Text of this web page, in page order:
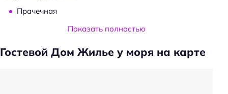
Прачечная
Частота уборки: по запросу
Удобства в номерах
Показать полностью
Гостевой Дом Жилье у моря на карте